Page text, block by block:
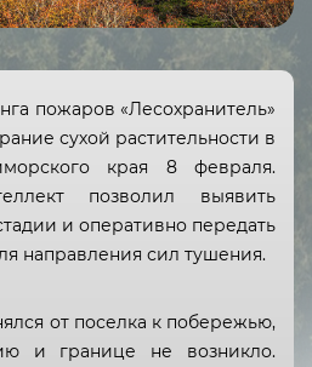
пожаров «Лесохранитель»
сухой растительности в
края 8 февраля.
позволил выявить
и оперативно передать
направления сил тушения.
от поселка к побережью,
и границе не возникло.
Алтай